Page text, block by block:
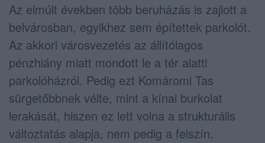
Az elmúlt években több beruházás is zajlott a
belvárosban, egyikhez sem építettek parkolót.
Az akkori városvezetés az állítólagos
pénzhiány miatt mondott le a tér alatti
parkolóházról. Pedig ezt Komáromi Tas
sürgetőbbnek vélte, mint a kínai burkolat
lerakását, hiszen ez lett volna a strukturális
változtatás alapja, nem pedig a felszín.